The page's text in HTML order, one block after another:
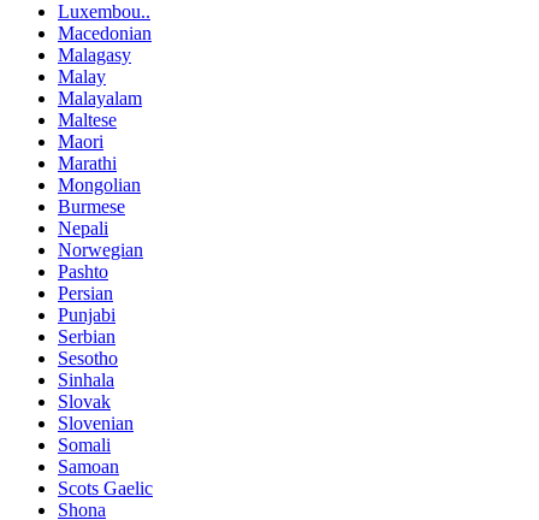
Luxembou..
Macedonian
Malagasy
Malay
Malayalam
Maltese
Maori
Marathi
Mongolian
Burmese
Nepali
Norwegian
Pashto
Persian
Punjabi
Serbian
Sesotho
Sinhala
Slovak
Slovenian
Somali
Samoan
Scots Gaelic
Shona